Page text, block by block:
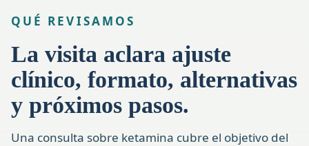
QUÉ REVISAMOS
La visita aclara ajuste
clínico, formato, alternativas
y próximos pasos.
Una consulta sobre ketamina cubre el objetivo del